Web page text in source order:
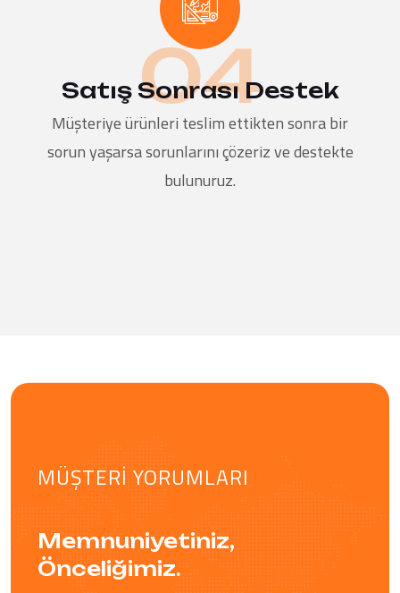
04
Satış Sonrası Destek
Müşteriye ürünleri teslim ettikten sonra bir
sorun yaşarsa sorunlarını çözeriz ve destekte
bulunuruz.
MÜŞTERI YORUMLARI
Memnuniyetiniz,
Önceliğimiz.